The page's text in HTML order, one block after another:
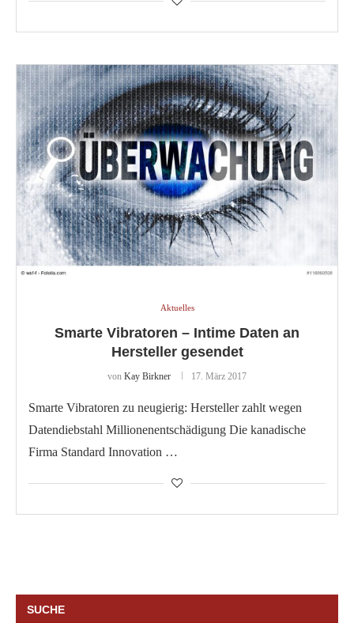
Aktuelles
Smarte Vibratoren – Intime Daten an
Hersteller gesendet
von Kay Birkner 17. März 2017
Smarte Vibratoren zu neugierig: Hersteller zahlt wegen
Datendiebstahl Millionenentschädigung Die kanadische
Firma Standard Innovation …
SUCHE